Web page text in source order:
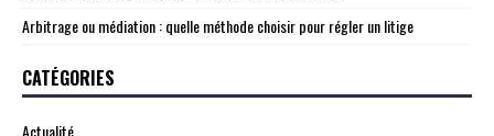
Arbitrage ou médiation : quelle méthode choisir pour régler un litige
CATÉGORIES
Actualité